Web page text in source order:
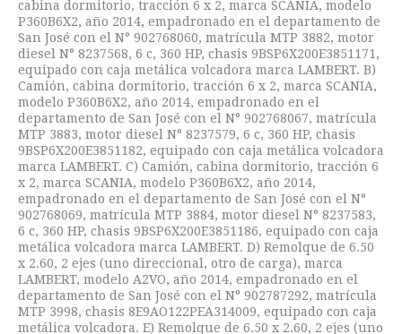
cabina dormitorio, tracción 6 x 2, marca SCANIA, modelo
P360B6X2, año 2014, empadronado en el departamento de
San José con el N° 902768060, matrícula MTP 3882, motor
diesel N° 8237568, 6 c, 360 HP, chasis 9BSP6X200E3851171,
equipado con caja metálica volcadora marca LAMBERT. B)
Camión, cabina dormitorio, tracción 6 x 2, marca SCANIA,
modelo P360B6X2, año 2014, empadronado en el
departamento de San José con el N° 902768067, matrícula
MTP 3883, motor diesel N° 8237579, 6 c, 360 HP, chasis
9BSP6X200E3851182, equipado con caja metálica volcadora
marca LAMBERT. C) Camión, cabina dormitorio, tracción 6
x 2, marca SCANIA, modelo P360B6X2, año 2014,
empadronado en el departamento de San José con el N°
902768069, matrícula MTP 3884, motor diesel N° 8237583,
6 c, 360 HP, chasis 9BSP6X200E3851186, equipado con caja
metálica volcadora marca LAMBERT. D) Remolque de 6.50
x 2.60, 2 ejes (uno direccional, otro de carga), marca
LAMBERT, modelo A2VO, año 2014, empadronado en el
departamento de San José con el N° 902787292, matrícula
MTP 3998, chasis 8E9AO122PEA314009, equipado con caja
metálica volcadora. E) Remolque de 6.50 x 2.60, 2 ejes (uno